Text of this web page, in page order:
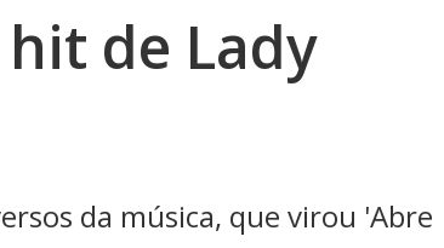
de Lady
da música, que virou 'Abre